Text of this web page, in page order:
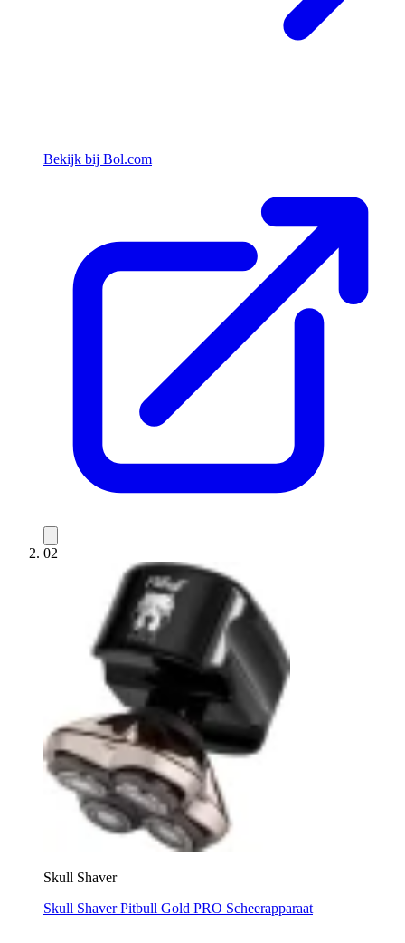
Bekijk bij Bol.com
02
Skull Shaver
Skull Shaver Pitbull Gold PRO Scheerapparaat